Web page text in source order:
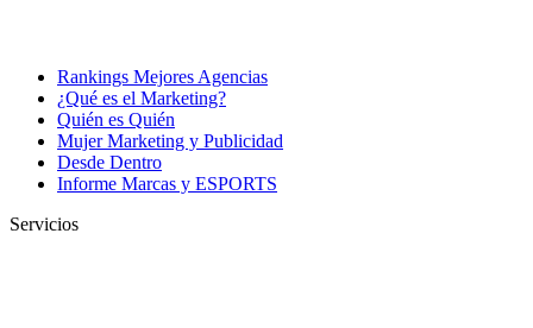
Rankings Mejores Agencias
¿Qué es el Marketing?
Quién es Quién
Mujer Marketing y Publicidad
Desde Dentro
Informe Marcas y ESPORTS
Servicios